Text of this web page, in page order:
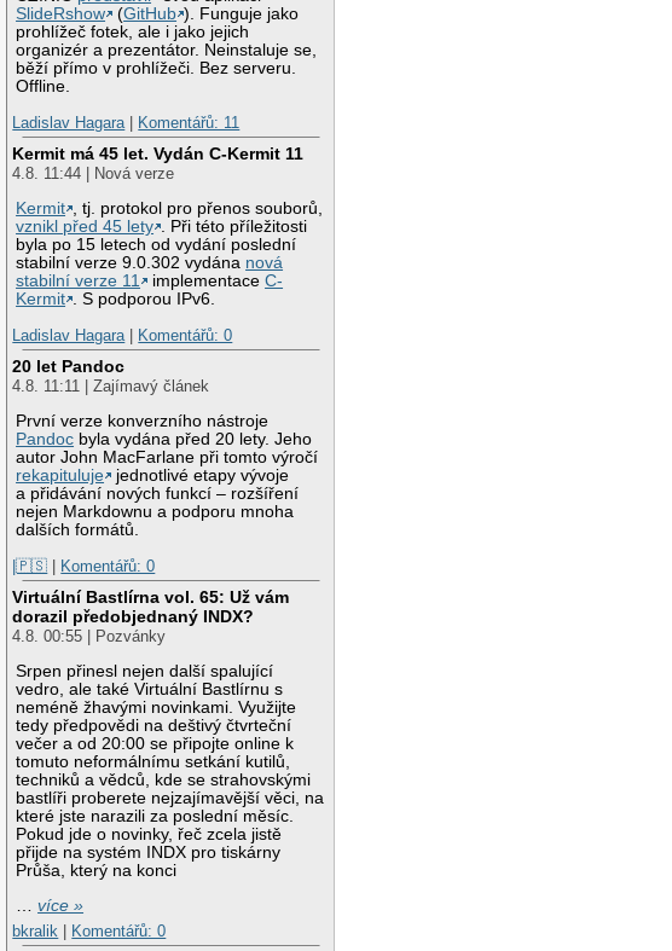
SlideRshow
(GitHub ). Funguje jako
prohlížeč fotek, ale i jako jejich
organizér a prezentátor. Neinstaluje se,
běží přímo v prohlížeči. Bez serveru.
Offline.
Ladislav Hagara | Komentářů: 11
Kermit má 45 let. Vydán C-Kermit 11
4.8. 11:44 | Nová verze
Kermit , tj. protokol pro přenos souborů,
vznikl před 45 lety . Při této příležitosti
byla po 15 letech od vydání poslední
stabilní verze 9.0.302 vydána nová
stabilní verze 11
implementaceC-
Kermit . S podporou IPv6.
Ladislav Hagara | Komentářů: 0
20 let Pandoc
4.8. 11:11 | Zajímavý článek
První verze konverzního nástroje
Pandoc byla vydána před 20 lety. Jeho
autor John MacFarlane při tomto výročí
rekapituluje
jednotlivé etapy vývoje
a přidávání nových funkcí – rozšíření
nejen Markdownu a podporu mnoha
dalších formátů.
|🇵🇸 | Komentářů: 0
Virtuální Bastlírna vol. 65: Už vám
dorazil předobjednaný INDX?
4.8. 00:55 | Pozvánky
Srpen přinesl nejen další spalující
vedro, ale také Virtuální Bastlírnu s
neméně žhavými novinkami. Využijte
tedy předpovědi na deštivý čtvrteční
večer a od 20:00 se připojte online k
tomuto neformálnímu setkání kutilů,
techniků a vědců, kde se strahovskými
bastlíři proberete nejzajímavější věci, na
které jste narazili za poslední měsíc.
Pokud jde o novinky, řeč zcela jistě
přijde na systém INDX pro tiskárny
Průša, který na konci
…více »
bkralik
Komentářů: 0